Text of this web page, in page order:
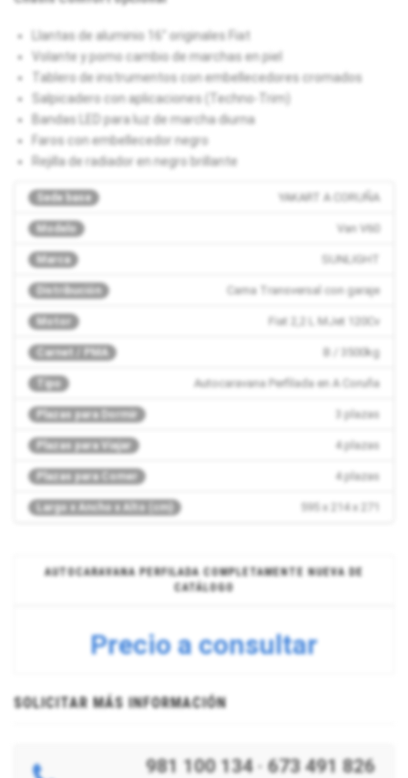
Llantas de aluminio 16" originales Fiat
Volante y pomo cambio de marchas en piel
Tablero de instrumentos con embellecedores cromados
Salpicadero con aplicaciones (Techno-Trim)
Bandas LED para luz de marcha diurna
Faros con embellecedor negro
Rejilla de radiador en negro brillante
Sede base YAKART A CORUÑA
Modelo Van V60
Marca SUNLIGHT
Distribución Cama Transversal con garaje
Motor Fiat 2,2 L MJet 120Cv
Carnet / PMA B / 3500kg
Tipo Autocaravana Perfilada en A Coruña
Plazas para Dormir 3 plazas
Plazas para Viajar 4 plazas
Plazas para Comer 4 plazas
Largo x Ancho x Alto (cm) 595 x 214 x 271
AUTOCARAVANA PERFILADA COMPLETAMENTE NUEVA DE
CATÁLOGO
Precio a consultar
SOLICITAR MÁS INFORMACIÓN
981 100 134 ·673 491 826